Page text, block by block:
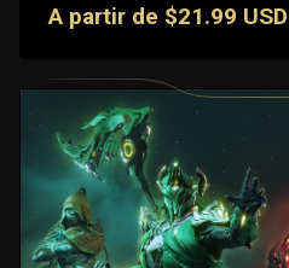
A partir de $21.99 USD